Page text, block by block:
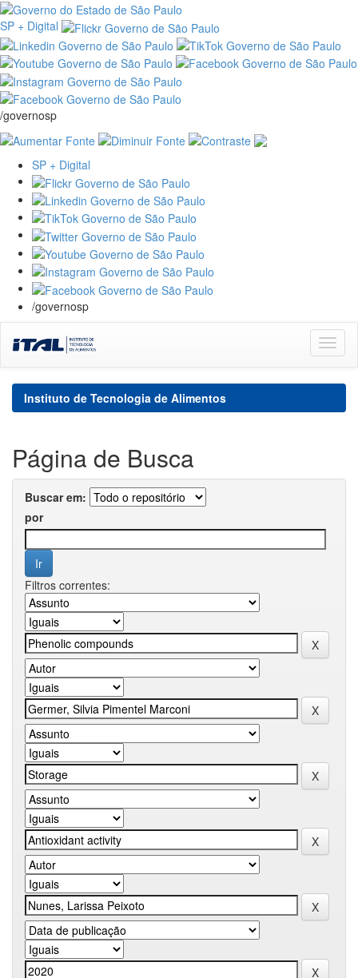
SP + Digital
/governosp
SP + Digital
/governosp
navigation
Instituto de Tecnologia de Alimentos
Página de Busca
Buscar em:
por
Filtros correntes: